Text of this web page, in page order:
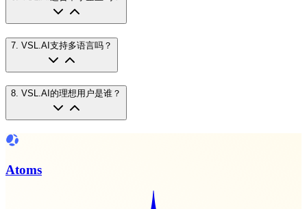
7 VSL.AI支持多语言吗？
8. VSL.AI的理想用户是谁？
Atoms